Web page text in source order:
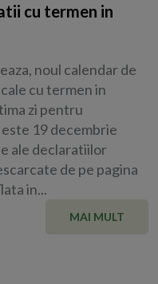
cu termen in
noul calendar de
cu termen in
zi pentru
19 decembrie
ale declaratiilor
de pe pagina
in...
MAI MULT